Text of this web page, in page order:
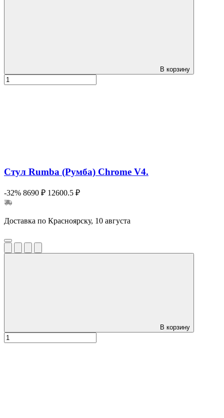
В корзину
Стул Rumba (Румба) Chrome V4.
-32% 8690 ₽ 12600.5 ₽
Доставка по Красноярску, 10 августа
В корзину